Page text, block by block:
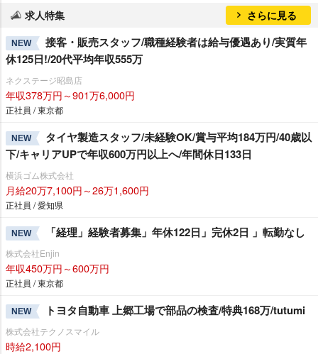
求人特集 さらに見る
NEW
接客・販売スタッフ/職種経験者は給与優遇あり/実質年
休125日!/20代平均年収555万
ネクステージ昭島店
年収378万円～901万6,000円
正社員 / 東京都
NEW
タイヤ製造スタッフ/未経験OK/賞与平均184万円/40歳以
下/キャリアUPで年収600万円以上へ/年間休日133日
横浜ゴム株式会社
月給20万7,100円～26万1,600円
正社員 / 愛知県
NEW 「経理」経験者募集」年休122日」完休2日 」転勤なし
株式会社Enjin
年収450万円～600万円
正社員 / 東京都
NEW トヨタ自動車 上郷工場で部品の検査/特典168万/tutumi
株式会社テクノスマイル
時給2,100円